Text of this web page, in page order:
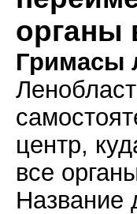
органы
Гримасы
центр,
все
Название